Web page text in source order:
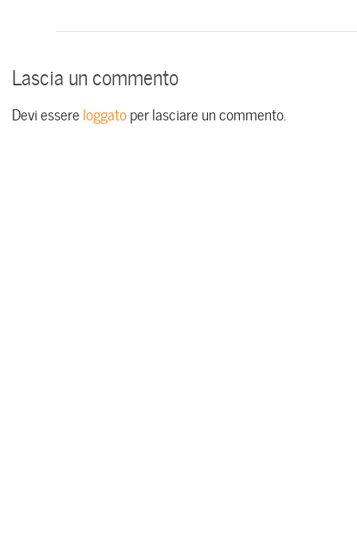
Lascia un commento
Devi essere loggatoper lasciare un commento.